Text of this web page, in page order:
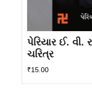
પેરિયાર ઈ. વી.
ચરિત્ર
₹15.00